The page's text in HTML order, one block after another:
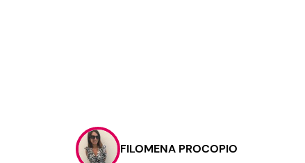
Contattaci
PubblicitàFILOMENA PROCOPIO